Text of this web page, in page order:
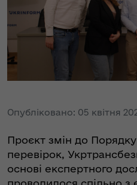
Опубліковано: 05 квітня
Проєкт змін до
перевірок,
основі експертного